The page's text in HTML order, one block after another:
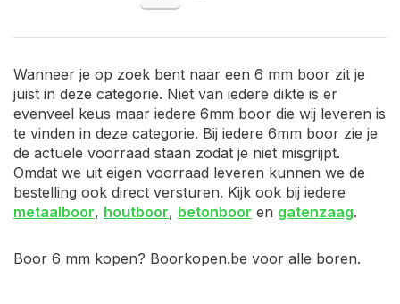
Wanneer je op zoek bent naar een 6 mm boor zit je
juist in deze categorie. Niet van iedere dikte is er
evenveel keus maar iedere 6mm boor die wij leveren is
te vinden in deze categorie. Bij iedere 6mm boor zie je
de actuele voorraad staan zodat je niet misgrijpt.
Omdat we uit eigen voorraad leveren kunnen we de
bestelling ook direct versturen. Kijk ook bij iedere
metaalboor, houtboor, betonboor en gatenzaag.
Boor 6 mm kopen? Boorkopen.be voor alle boren.